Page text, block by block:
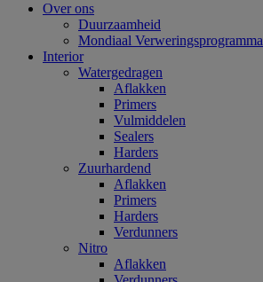
Over ons
Duurzaamheid
Mondiaal Verweringsprogramma
Interior
Watergedragen
Aflakken
Primers
Vulmiddelen
Sealers
Harders
Zuurhardend
Aflakken
Primers
Harders
Verdunners
Nitro
Aflakken